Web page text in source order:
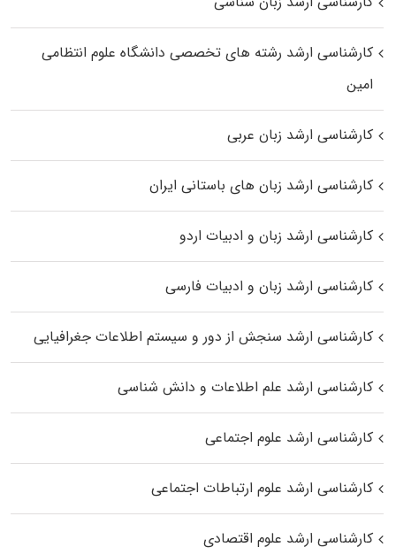
کارشناسی ارشد رﺷﺘﻪ ﻫﺎی تخصصی داﻧﺸﮕﺎه ﻋﻠﻮم انتظامی
اﻣﻴﻦ
کارشناسی ارشد زبان عربی
کارشناسی ارشد زبان‌ های باستانی ایران
کارشناسی ارشد زبان و ادبیات اردو
کارشناسی ارشد زبان و ادبیات فارسی
کارشناسی ارشد سنجش از دور و سیستم اطلاعات جغرافیایی
کارشناسی ارشد علم اطلاعات و دانش شناسی
کارشناسی ارشد علوم اجتماعی
کارشناسی ارشد علوم ارتباطات اجتماعی
کارشناسی ارشد علوم اقتصادی